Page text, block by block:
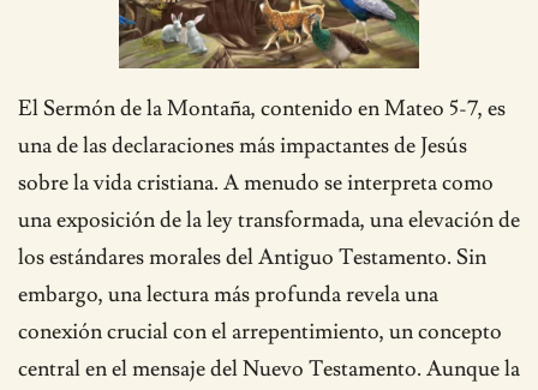
El Sermón de la Montaña, contenido en Mateo 5-7, es
una de las declaraciones más impactantes de Jesús
sobre la vida cristiana. A menudo se interpreta como
una exposición de la ley transformada, una elevación de
los estándares morales del Antiguo Testamento. Sin
embargo, una lectura más profunda revela una
conexión crucial con el arrepentimiento, un concepto
central en el mensaje del Nuevo Testamento. Aunque la